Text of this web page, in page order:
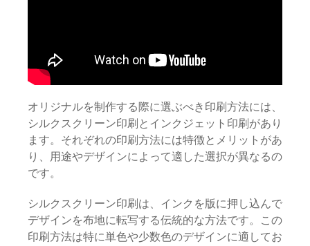
オリジナルを制作する際に選ぶべき印刷方法には、
シルクスクリーン印刷とインクジェット印刷があり
ます。それぞれの印刷方法には特徴とメリットがあ
り、用途やデザインによって適した選択が異なるの
です。
シルクスクリーン印刷は、インクを版に押し込んで
デザインを布地に転写する伝統的な方法です。この
印刷方法は特に単色や少数色のデザインに適してお